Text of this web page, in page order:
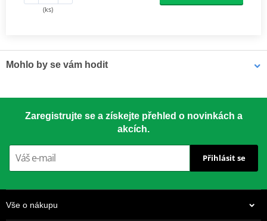
(ks)
Mohlo by se vám hodit
Zaregistrujte se a získejte přehled o novinkách a
akcích.
Přihlásit se
Vše o nákupu